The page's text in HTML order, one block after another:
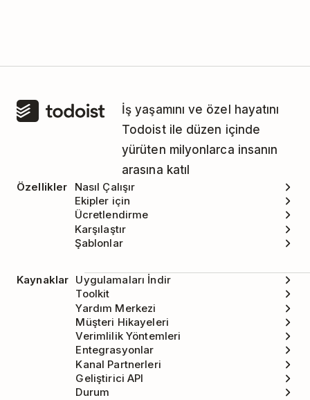
desteklenmektedir.
Tüm platformlar, Evrensel Kod emojiler için
benzersiz özellikler sunar. Örneğin:
Klavye desteği
Mevcut emojileri görsel olarak
tarayabilme
Yerelleştirilmiş emoji isimleri
İş yaşamını ve özel hayatını
Todoist ile düzen içinde
yürüten milyonlarca insanın
arasına katıl
Özellikler
Nasıl Çalışır
Ekipler için
Ücretlendirme
Karşılaştır
Şablonlar
Kaynaklar Uygulamaları İndir
Toolkit
Yardım Merkezi
Müşteri Hikayeleri
Verimlilik Yöntemleri
Entegrasyonlar
Kanal Partnerleri
Geliştirici API
Durum